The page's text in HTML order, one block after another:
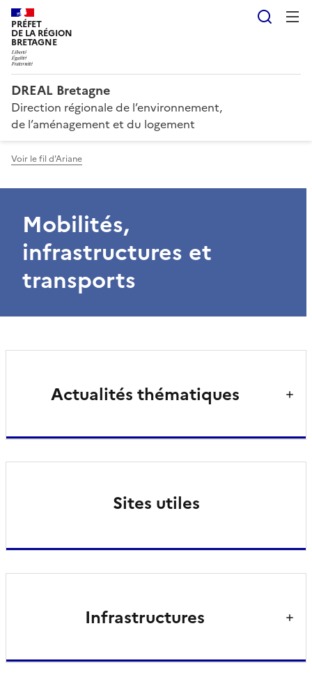
PRÉFET
DE LA RÉGION
BRETAGNE
DREAL Bretagne
Direction régionale de l’environnement,
de l’aménagement et du logement
Voir le fil d'Ariane
Mobilités,
infrastructures et
transports
Actualités thématiques
Sites utiles
Infrastructures